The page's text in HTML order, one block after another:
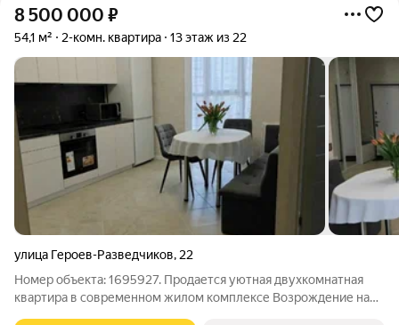
8 500 000 ₽
54,1 м² 2-комн. квартира 13 этаж из 22
улица Героев-Разведчиков, 22
Номер объекта: 1695927. Продается уютная двухкомнатная
квартира в современном жилом комплексе Возрождение на